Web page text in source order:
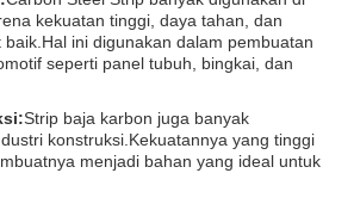
kekuatan tinggi, daya tahan, dan
ini digunakan dalam pembuatan
seperti panel tubuh, bingkai, dan
Strip baja karbon juga banyak
konstruksi.Kekuatannya yang tinggi
menjadi bahan yang ideal untuk